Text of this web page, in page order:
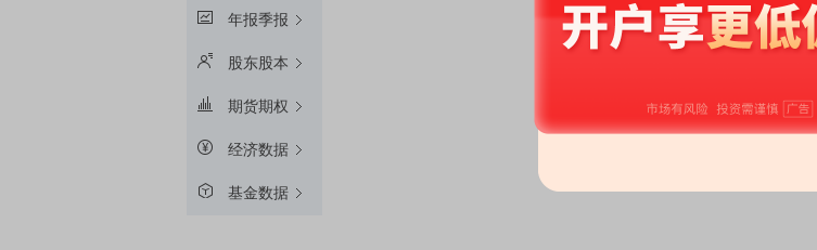
年报季报
股东股本
期货期权
经济数据
基金数据